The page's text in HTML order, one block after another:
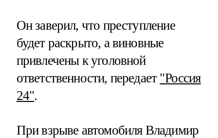
Он заверил, что преступление
будет раскрыто, а виновные
привлечены к уголовной
ответственности, передает "Россия
24".
При взрыве автомобиля Владимир